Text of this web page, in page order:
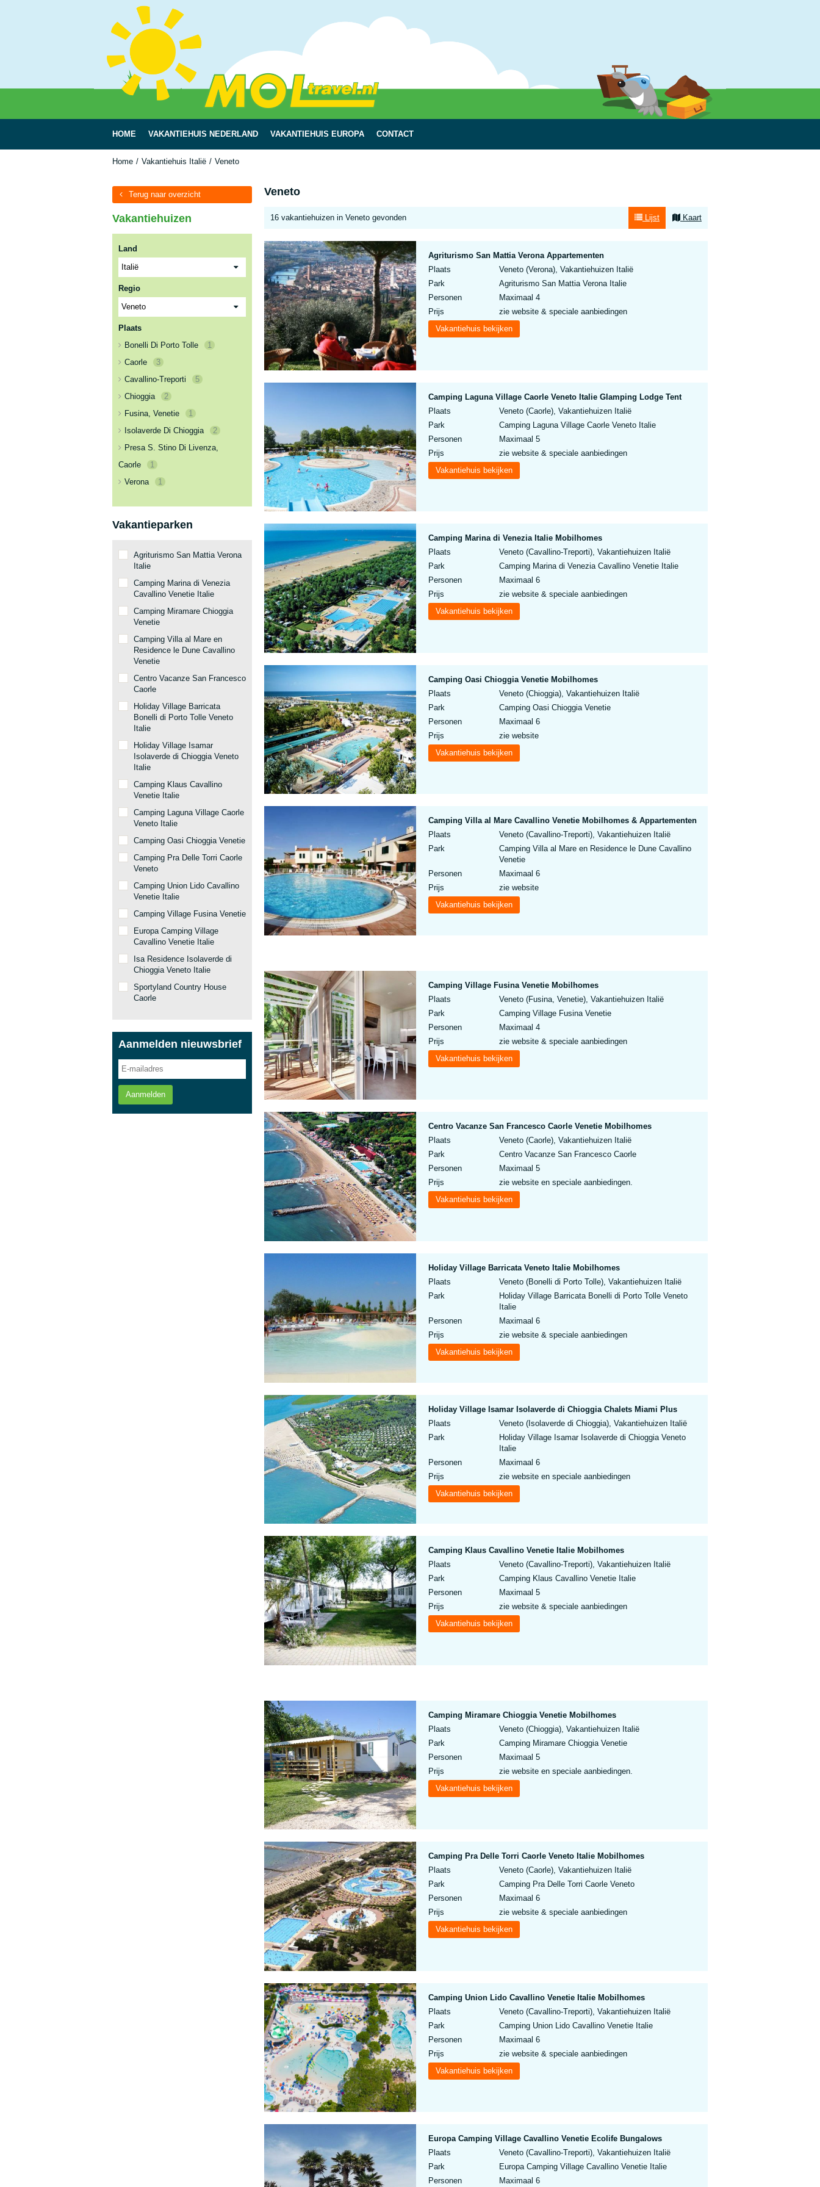
HOME VAKANTIEHUIS NEDERLAND VAKANTIEHUIS EUROPA CONTACT
Home Vakantiehuis Italië Veneto
Veneto
16 vakantiehuizen in Veneto gevonden Lijst Kaart
Agriturismo San Mattia Verona Appartementen
Plaats
Veneto (Verona), Vakantiehuizen Italië
Park
Agriturismo San Mattia Verona Italie
Personen
Maximaal 4
Prijs
zie website & speciale aanbiedingen
Vakantiehuis bekijken
Camping Laguna Village Caorle Veneto Italie Glamping Lodge Tent
Plaats
Veneto (Caorle), Vakantiehuizen Italië
Park
Camping Laguna Village Caorle Veneto Italie
Personen
Maximaal 5
Prijs
zie website & speciale aanbiedingen
Vakantiehuis bekijken
Camping Marina di Venezia Italie Mobilhomes
Plaats
Veneto (Cavallino-Treporti), Vakantiehuizen Italië
Park
Camping Marina di Venezia Cavallino Venetie Italie
Personen
Maximaal 6
Prijs
zie website & speciale aanbiedingen
Vakantiehuis bekijken
Camping Oasi Chioggia Venetie Mobilhomes
Plaats
Veneto (Chioggia), Vakantiehuizen Italië
Park
Camping Oasi Chioggia Venetie
Personen
Maximaal 6
Prijs
zie website
Vakantiehuis bekijken
Camping Villa al Mare Cavallino Venetie Mobilhomes & Appartementen
Plaats
Veneto (Cavallino-Treporti), Vakantiehuizen Italië
Park
Camping Villa al Mare en Residence le Dune Cavallino
Venetie
Personen
Maximaal 6
Prijs
zie website
Vakantiehuis bekijken
Camping Village Fusina Venetie Mobilhomes
Plaats
Veneto (Fusina, Venetie), Vakantiehuizen Italië
Park
Camping Village Fusina Venetie
Personen
Maximaal 4
Prijs
zie website & speciale aanbiedingen
Vakantiehuis bekijken
Centro Vacanze San Francesco Caorle Venetie Mobilhomes
Plaats
Veneto (Caorle), Vakantiehuizen Italië
Park
Centro Vacanze San Francesco Caorle
Personen
Maximaal 5
Prijs
zie website en speciale aanbiedingen.
Vakantiehuis bekijken
Holiday Village Barricata Veneto Italie Mobilhomes
Plaats
Veneto (Bonelli di Porto Tolle), Vakantiehuizen Italië
Park
Holiday Village Barricata Bonelli di Porto Tolle Veneto
Italie
Personen
Maximaal 6
Prijs
zie website & speciale aanbiedingen
Vakantiehuis bekijken
Holiday Village Isamar Isolaverde di Chioggia Chalets Miami Plus
Plaats
Veneto (Isolaverde di Chioggia), Vakantiehuizen Italië
Park
Holiday Village Isamar Isolaverde di Chioggia Veneto
Italie
Personen
Maximaal 6
Prijs
zie website en speciale aanbiedingen
Vakantiehuis bekijken
Camping Klaus Cavallino Venetie Italie Mobilhomes
Plaats
Veneto (Cavallino-Treporti), Vakantiehuizen Italië
Park
Camping Klaus Cavallino Venetie Italie
Personen
Maximaal 5
Prijs
zie website & speciale aanbiedingen
Vakantiehuis bekijken
Camping Miramare Chioggia Venetie Mobilhomes
Plaats
Veneto (Chioggia), Vakantiehuizen Italië
Park
Camping Miramare Chioggia Venetie
Personen
Maximaal 5
Prijs
zie website en speciale aanbiedingen.
Vakantiehuis bekijken
Camping Pra Delle Torri Caorle Veneto Italie Mobilhomes
Plaats
Veneto (Caorle), Vakantiehuizen Italië
Park
Camping Pra Delle Torri Caorle Veneto
Personen
Maximaal 6
Prijs
zie website & speciale aanbiedingen
Vakantiehuis bekijken
Camping Union Lido Cavallino Venetie Italie Mobilhomes
Plaats
Veneto (Cavallino-Treporti), Vakantiehuizen Italië
Park
Camping Union Lido Cavallino Venetie Italie
Personen
Maximaal 6
Prijs
zie website & speciale aanbiedingen
Vakantiehuis bekijken
Europa Camping Village Cavallino Venetie Ecolife Bungalows
Plaats
Veneto (Cavallino-Treporti), Vakantiehuizen Italië
Park
Europa Camping Village Cavallino Venetie Italie
Personen
Maximaal 6
Terug naar overzicht
Vakantiehuizen
Land
Regio
Plaats
Bonelli Di Porto Tolle
1
Caorle
3
Cavallino-Treporti
5
Chioggia
2
Fusina, Venetie
1
Isolaverde Di Chioggia
2
Presa S. Stino Di Livenza,
Caorle
1
Verona
1
Vakantieparken
Agriturismo San Mattia Verona
Italie
Camping Marina di Venezia
Cavallino Venetie Italie
Camping Miramare Chioggia
Venetie
Camping Villa al Mare en
Residence le Dune Cavallino
Venetie
Centro Vacanze San Francesco
Caorle
Holiday Village Barricata
Bonelli di Porto Tolle Veneto
Italie
Holiday Village Isamar
Isolaverde di Chioggia Veneto
Italie
Camping Klaus Cavallino
Venetie Italie
Camping Laguna Village Caorle
Veneto Italie
Camping Oasi Chioggia Venetie
Camping Pra Delle Torri Caorle
Veneto
Camping Union Lido Cavallino
Venetie Italie
Camping Village Fusina Venetie
Europa Camping Village
Cavallino Venetie Italie
Isa Residence Isolaverde di
Chioggia Veneto Italie
Sportyland Country House
Caorle
Aanmelden nieuwsbrief
Aanmelden